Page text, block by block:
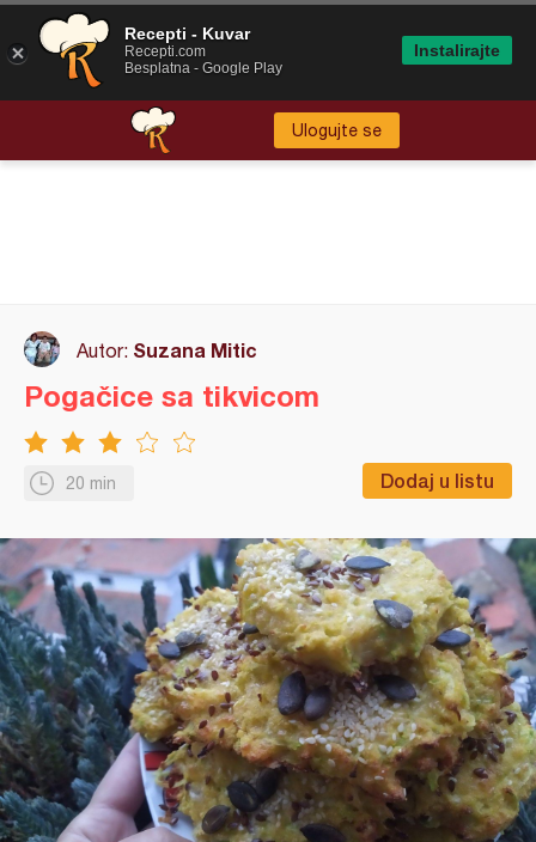
Ulogujte se
Autor: Suzana Mitic
20 min Dodaj u listu
Pogačice sa tikvicom
Recepti - Kuvar
Recepti.com
Besplatna - Google Play
Instalirajte